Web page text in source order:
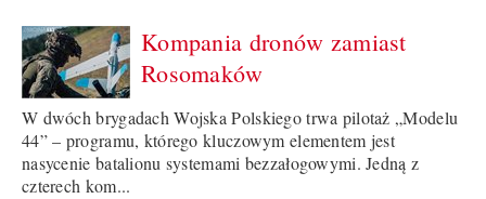
Kompania dronów zamiast
Rosomaków
W dwóch brygadach Wojska Polskiego trwa pilotaż „Modelu
44” – programu, którego kluczowym elementem jest
nasycenie batalionu systemami bezzałogowymi. Jedną z
czterech kom...